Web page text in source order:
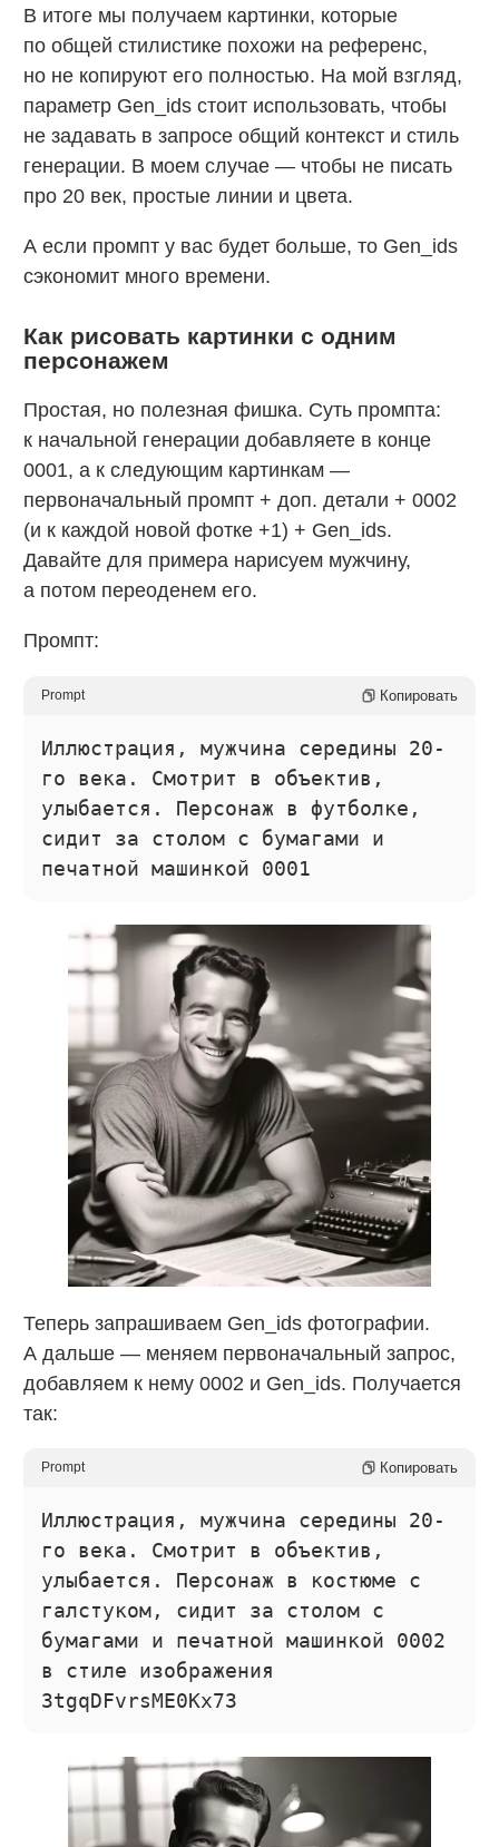
В итоге мы получаем картинки, которые
по общей стилистике похожи на референс,
но не копируют его полностью. На мой взгляд,
параметр Gen_ids стоит использовать, чтобы
не задавать в запросе общий контекст и стиль
генерации. В моем случае — чтобы не писать
про 20 век, простые линии и цвета.
А если промпт у вас будет больше, то Gen_ids
сэкономит много времени.
Как рисовать картинки с одним
персонажем
Простая, но полезная фишка. Суть промпта:
к начальной генерации добавляете в конце
0001, а к следующим картинкам —
первоначальный промпт + доп. детали + 0002
(и к каждой новой фотке +1) + Gen_ids.
Давайте для примера нарисуем мужчину,
а потом переоденем его.
Промпт:
Prompt Копировать
Иллюстрация, мужчина середины 20-
го века. Смотрит в объектив,
улыбается. Персонаж в футболке,
сидит за столом с бумагами и
печатной машинкой 0001
Теперь запрашиваем Gen_ids фотографии.
А дальше — меняем первоначальный запрос,
добавляем к нему 0002 и Gen_ids. Получается
так:
Prompt Копировать
Иллюстрация, мужчина середины 20-
го века. Смотрит в объектив,
улыбается. Персонаж в костюме с
галстуком, сидит за столом с
бумагами и печатной машинкой 0002
в стиле изображения
3tgqDFvrsME0Kx73